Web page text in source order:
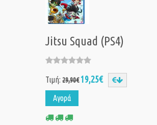
Jitsu Squad (PS4)
Τιμή: 29,90€19,25€
Αγορά